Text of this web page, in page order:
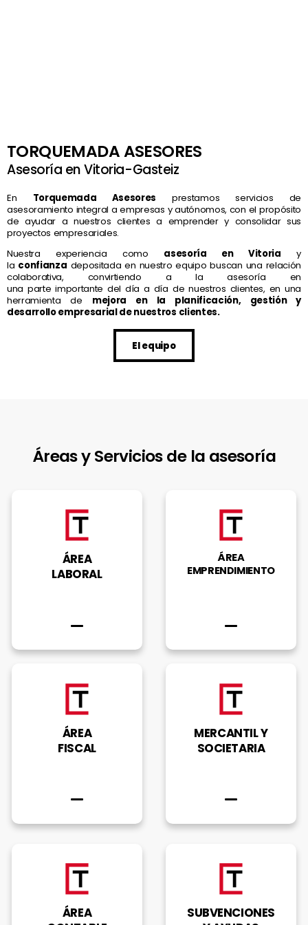
TORQUEMADA ASESORES
Asesoría en Vitoria-Gasteiz
En Torquemada Asesores prestamos servicios de
asesoramiento integral a empresas y autónomos, con el propósito
de ayudar a nuestros clientes a emprender y consolidar sus
proyectos empresariales.
Nuestra experiencia como asesoría en Vitoria y
la confianza depositada en nuestro equipo buscan una relación
colaborativa, convirtiendo a la asesoría en
una parte importante del día a día de nuestros clientes, en una
herramienta de mejora en la planificación, gestión y
desarrollo empresarial de nuestros clientes.
El equipo
Áreas y Servicios de la asesoría
ÁREA
LABORAL
ÁREA
EMPRENDIMIENTO
ÁREA
FISCAL
MERCANTIL Y
SOCIETARIA
ÁREA
SUBVENCIONES